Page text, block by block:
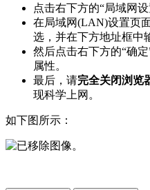
点击右下方的“局域网设
在局域网(LAN)设置页
选，并在下方地址框中
然后点击右下方的“确
属性。
最后，请完全关闭浏览
现科学上网。
如下图所示：